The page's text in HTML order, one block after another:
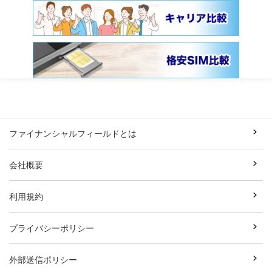
ファイナンシャルフィールドとは
会社概要
利用規約
プライバシーポリシー
外部送信ポリシー